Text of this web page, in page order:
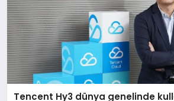
Tencent Hy3 dünya genelinde